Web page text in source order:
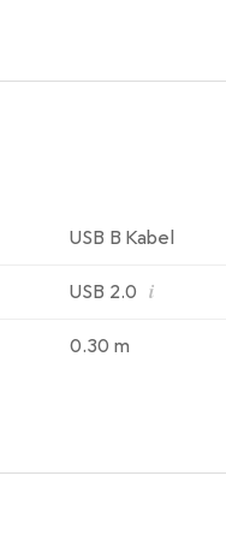
USB B Kabel
USB 2.0 i
0.30 m